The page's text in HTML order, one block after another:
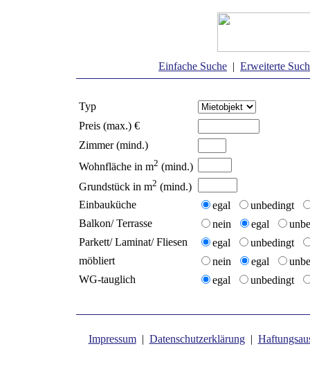
Einfache Suche | Erweiterte
Typ
Preis (max.) €
Zimmer (mind.)
Wohnfläche in m2 (mind.)
Grundstück in m2 (mind.)
Einbauküche
egal
unbedingt
Balkon/ Terrasse
nein egal
Parkett/ Laminat/ Fliesen
egal
unbedingt
möbliert
nein egal
WG-tauglich
egal unbedingt
Impressum| Datenschutzerklärung|